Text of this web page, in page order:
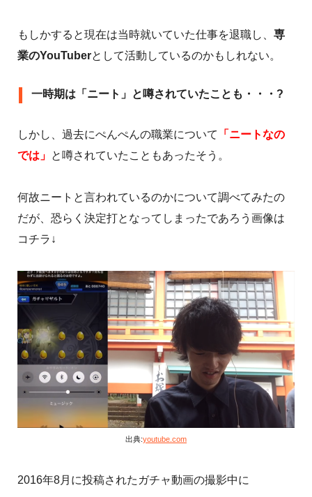
もしかすると現在は当時就いていた仕事を退職し、 専
業のYouTuberとして活動しているのかもしれない。
一時期は「ニート」と噂されていたことも・・・?
しかし、過去にぺんぺんの職業について
「ニートなの
では」 と噂されていたこともあったそう。
何故ニートと言われているのかについて調べてみたの
だが、恐らく決定打となってしまったであろう画像は
コチラ↓
出典:youtube.com
2016年8月に投稿されたガチャ動画の撮影中に